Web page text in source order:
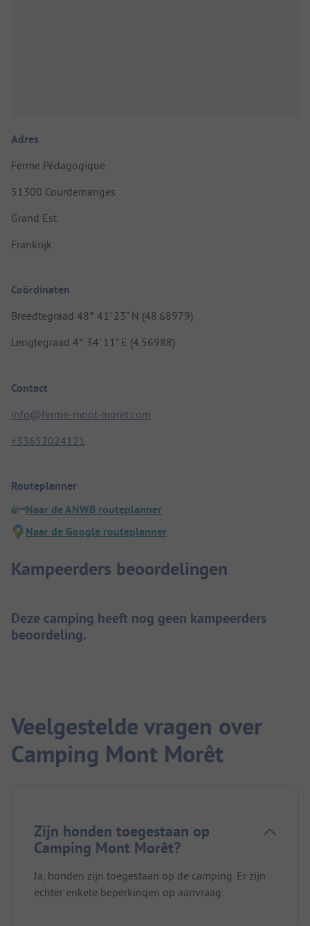
Adres
Ferme Pédagogique
51300 Courdemanges
Grand Est
Frankrijk
Coördinaten
Breedtegraad 48° 41' 23" N (48.68979)
Lengtegraad 4° 34' 11" E (4.56988)
Contact
info@ferme-mont-moret.com
+33652024121
Routeplanner
Naar de ANWB routeplanner
Naar de Google routeplanner
Kampeerders beoordelingen
Deze camping heeft nog geen kampeerders
beoordeling.
Veelgestelde vragen over
Camping Mont Morêt
Zijn honden toegestaan op
Camping Mont Morêt?
Ja, honden zijn toegestaan op de camping. Er zijn
echter enkele beperkingen op aanvraag.